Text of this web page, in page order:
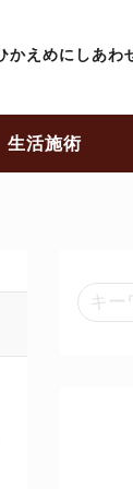
かえめにしあわ
生活施術